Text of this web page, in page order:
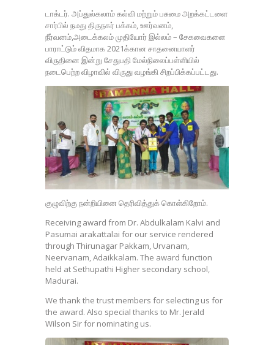
டாக்டர். அப்துல்கலாம் கல்வி மற்றும் பசுமை அறக்கட்டளை
சார்பில் நமது திருநகர் பக்கம், ஊர்வனம்,
நீர்வனம்,அடைக்கலம் முதியோர் இல்லம் – சேகவைகளை
பாராட்டும் விதமாக 2021க்கான சாதனையாளர்
விருதினை இன்று சேதுபதி மேல்நிலைப்பள்ளியில்
நடைபெற்ற விழாவில் விருது வழங்கி சிறப்பிக்கப்பட்டது.
குழுவிற்கு நன்றியினை தெரிவித்துக் கொள்கிறோம்.
Receiving award from Dr. Abdulkalam Kalvi and
Pasumai arakattalai for our service rendered
through Thirunagar Pakkam, Urvanam,
Neervanam, Adaikkalam. The award function
held at Sethupathi Higher secondary school,
Madurai.
We thank the trust members for selecting us for
the award. Also special thanks to Mr. Jerald
Wilson Sir for nominating us.